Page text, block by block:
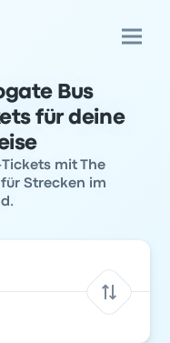
Bus
für deine
mit The
Strecken im